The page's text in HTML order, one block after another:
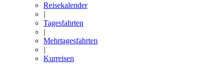
Reisekalender
|
Tagesfahrten
|
Mehrtagesfahrten
|
Kurreisen